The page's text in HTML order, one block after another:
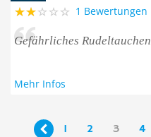
1 Bewertungen
Gefährliches Rudeltauchen
Mehr Infos
 1 2 3 4